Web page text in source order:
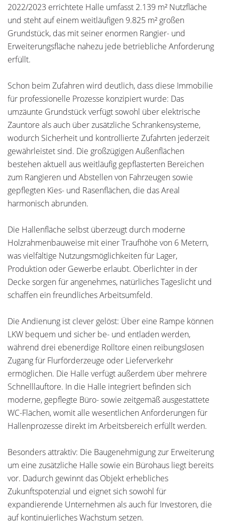
2022/2023 errichtete Halle umfasst 2.139 m² Nutzfläche
und steht auf einem weitläufigen 9.825 m² großen
Grundstück, das mit seiner enormen Rangier- und
Erweiterungsfläche nahezu jede betriebliche Anforderung
erfüllt.
Schon beim Zufahren wird deutlich, dass diese Immobilie
für professionelle Prozesse konzipiert wurde: Das
umzäunte Grundstück verfügt sowohl über elektrische
Zauntore als auch über zusätzliche Schrankensysteme,
wodurch Sicherheit und kontrollierte Zufahrten jederzeit
gewährleistet sind. Die großzügigen Außenflächen
bestehen aktuell aus weitläufig gepflasterten Bereichen
zum Rangieren und Abstellen von Fahrzeugen sowie
gepflegten Kies- und Rasenflächen, die das Areal
harmonisch abrunden.
Die Hallenfläche selbst überzeugt durch moderne
Holzrahmenbauweise mit einer Traufhöhe von 6 Metern,
was vielfältige Nutzungsmöglichkeiten für Lager,
Produktion oder Gewerbe erlaubt. Oberlichter in der
Decke sorgen für angenehmes, natürliches Tageslicht und
schaffen ein freundliches Arbeitsumfeld.
Die Andienung ist clever gelöst: Über eine Rampe können
LKW bequem und sicher be- und entladen werden,
während drei ebenerdige Rolltore einen reibungslosen
Zugang für Flurförderzeuge oder Lieferverkehr
ermöglichen. Die Halle verfügt außerdem über mehrere
Schnelllauftore. In die Halle integriert befinden sich
moderne, gepflegte Büro- sowie zeitgemäß ausgestattete
WC-Flächen, womit alle wesentlichen Anforderungen für
Hallenprozesse direkt im Arbeitsbereich erfüllt werden.
Besonders attraktiv: Die Baugenehmigung zur Erweiterung
um eine zusätzliche Halle sowie ein Bürohaus liegt bereits
vor. Dadurch gewinnt das Objekt erhebliches
Zukunftspotenzial und eignet sich sowohl für
expandierende Unternehmen als auch für Investoren, die
auf kontinuierliches Wachstum setzen.